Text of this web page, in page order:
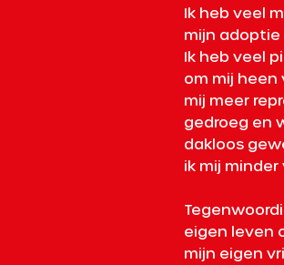
Ik heb veel
mijn
Ik heb veel
om mij heen
mij meer
gedroeg en
dakloos
ik mij minder
eigen leven
mijn eigen